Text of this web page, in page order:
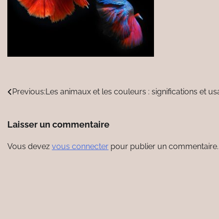
Navigation
l’article
Previous:Les animaux et les couleurs : significations et
Laisser un commentaire
Vous devez vous connecter pour publier un commentaire.